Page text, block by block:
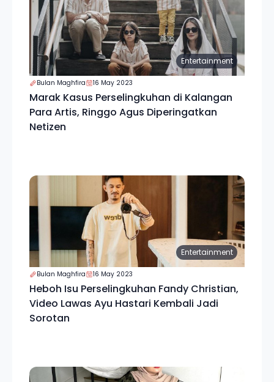
Entertainment
Bulan Maghfira 16 May 2023
Marak Kasus Perselingkuhan di Kalangan
Para Artis, Ringgo Agus Diperingatkan
Netizen
Entertainment
Bulan Maghfira 16 May 2023
Heboh Isu Perselingkuhan Fandy Christian,
Video Lawas Ayu Hastari Kembali Jadi
Sorotan